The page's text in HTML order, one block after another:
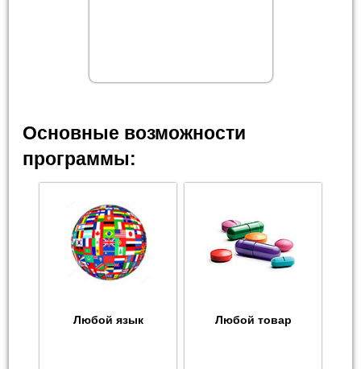
Основные возможности
программы:
Любой язык Любой товар